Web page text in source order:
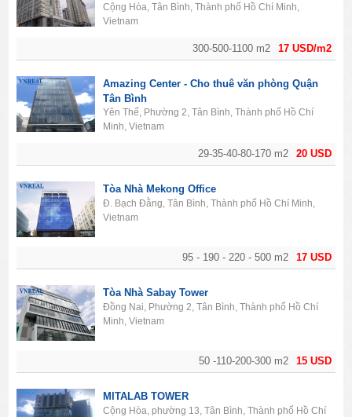
17 USD/m2
300-500-1100 m2
Cộng Hòa, Tân Bình, Thành phố Hồ Chí Minh,
Vietnam
20 USD
29-35-40-80-170 m2
Amazing Center - Cho thuê văn phòng Quận
Tân Bình
Yên Thế, Phường 2, Tân Bình, Thành phố Hồ Chí
Minh, Vietnam
17 USD
95 - 190 - 220 - 500 m2
Tòa Nhà Mekong Office
Đ. Bạch Đằng, Tân Bình, Thành phố Hồ Chí Minh,
Vietnam
15 USD
50 -110-200-300 m2
Tòa Nhà Sabay Tower
Đồng Nai, Phường 2, Tân Bình, Thành phố Hồ Chí
Minh, Vietnam
MITALAB TOWER
Cộng Hòa, phường 13, Tân Bình, Thành phố Hồ Chí